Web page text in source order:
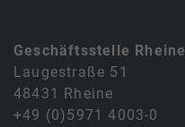
Geschäftsstelle Rheine
Laugestraße 51
48431 Rheine
+49 (0)5971 4003-0